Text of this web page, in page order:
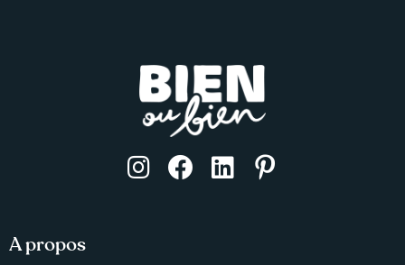
A propos